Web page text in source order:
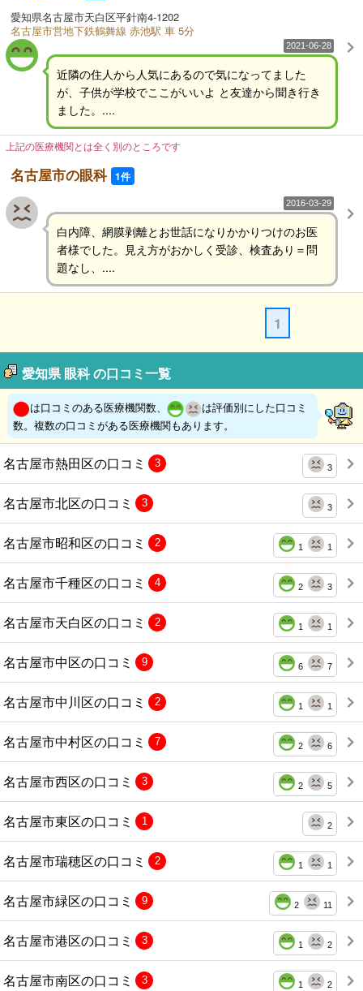
愛知県名古屋市天白区平針南4-1202
名古屋市営地下鉄鶴舞線 赤池駅 車 5分
2021-06-28
近隣の住人から人気にあるので気になってました
が、子供が学校でここがいいよ と友達から聞き行き
ました。....
上記の医療機関とは全く別のところです
名古屋市の眼科 1件
2016-03-29
白内障、網膜剥離とお世話になりかかりつけのお医
者様でした。見え方がおかしく受診、検査あり＝問
題なし、....
1
愛知県 眼科 の口コミ一覧
は口コミのある医療機関数、
は評価別にした口コミ
数。複数の口コミがある医療機関もあります。
名古屋市熱田区の口コミ 3
3
名古屋市北区の口コミ 3
3
名古屋市昭和区の口コミ 1 1
2
名古屋市千種区の口コミ 2 3
4
名古屋市天白区の口コミ 1 1
2
名古屋市中区の口コミ 6 7
9
名古屋市中川区の口コミ 1 1
2
名古屋市中村区の口コミ 2 6
7
名古屋市西区の口コミ 2 5
3
名古屋市東区の口コミ 2
1
名古屋市瑞穂区の口コミ 1 1
2
名古屋市緑区の口コミ 2 11
9
名古屋市港区の口コミ 1 2
3
名古屋市南区の口コミ 1 2
3